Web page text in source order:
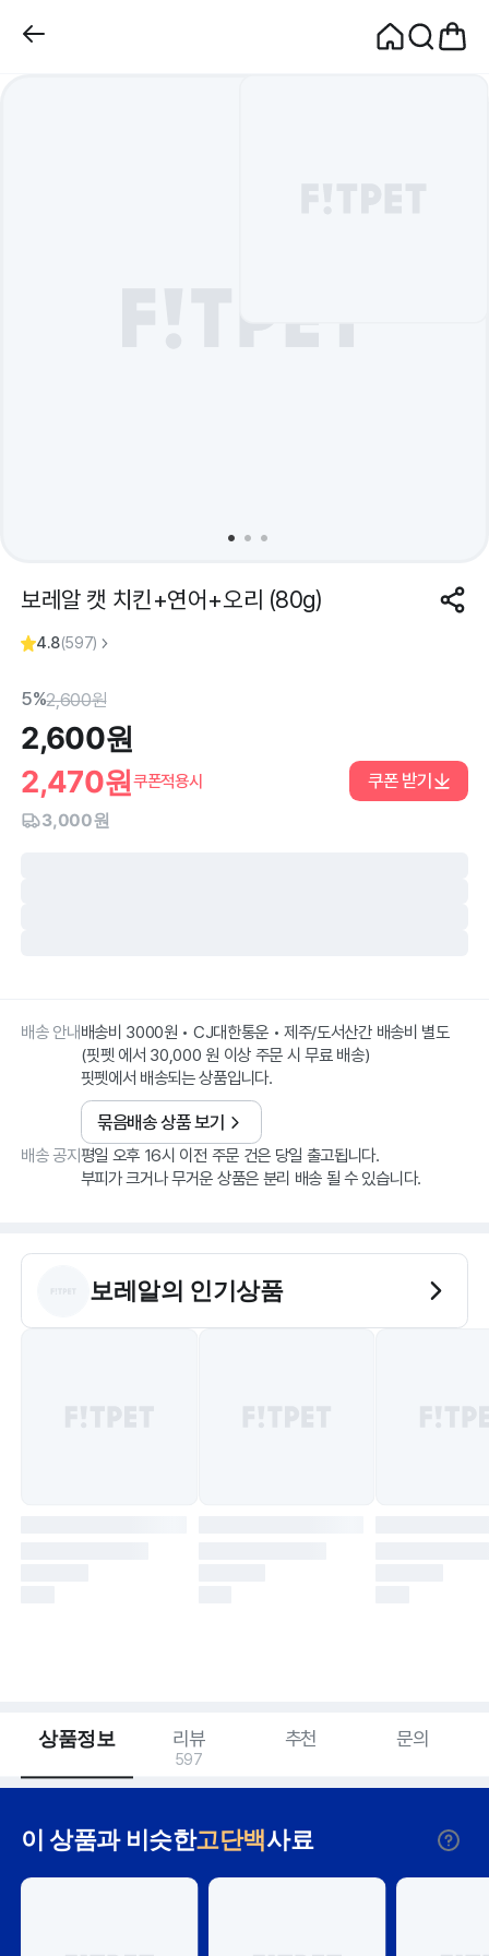
보레알 캣 치킨+연어+오리 (80g)
4.8(597)
5%2,600원
2,600원
2,470원쿠폰적용시 쿠폰 받기
3,000원
배송 안내배송비 3000원 • CJ대한통운 • 제주/도서산간 배송비 별도
(핏펫 에서 30,000 원 이상 주문 시 무료 배송)
핏펫에서 배송되는 상품입니다.
묶음배송 상품 보기
배송 공지평일 오후 16시 이전 주문 건은 당일 출고됩니다.
부피가 크거나 무거운 상품은 분리 배송 될 수 있습니다.
보레알의 인기상품
상품정보 리뷰
597
추천 문의
이 상품과 비슷한고단백사료